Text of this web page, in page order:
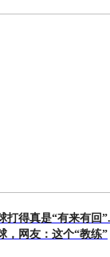
打得真是“有来有回
，网友：这个“教练”